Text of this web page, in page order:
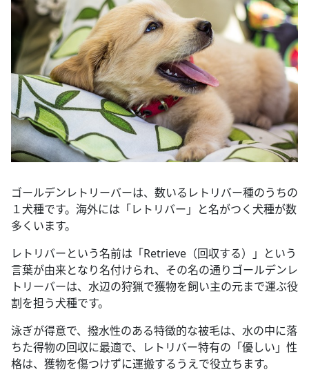
ゴールデンレトリーバーは、数いるレトリバー種のうちの
１犬種です。海外には「レトリバー」と名がつく犬種が数
多くいます。
レトリバーという名前は「Retrieve（回収する）」という
言葉が由来となり名付けられ、その名の通りゴールデンレ
トリーバーは、水辺の狩猟で獲物を飼い主の元まで運ぶ役
割を担う犬種です。
泳ぎが得意で、撥水性のある特徴的な被毛は、水の中に落
ちた得物の回収に最適で、レトリバー特有の「優しい」性
格は、獲物を傷つけずに運搬するうえで役立ちます。